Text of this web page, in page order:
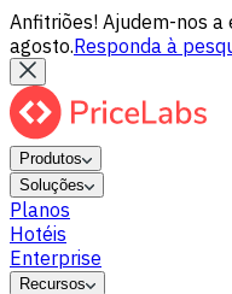
Anfitriões! Ajudem-nos
agosto.Responda à
Produtos
Soluções
Planos
Hotéis
Enterprise
Recursos